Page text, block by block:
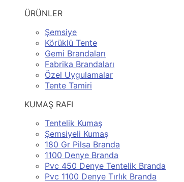
ÜRÜNLER
Şemsiye
Körüklü Tente
Gemi Brandaları
Fabrika Brandaları
Özel Uygulamalar
Tente Tamiri
KUMAŞ RAFI
Tentelik Kumaş
Şemsiyeli Kumaş
180 Gr Pilsa Branda
1100 Denye Branda
Pvc 450 Denye Tentelik Branda
Pvc 1100 Denye Tırlık Branda